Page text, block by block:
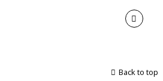
Back to top